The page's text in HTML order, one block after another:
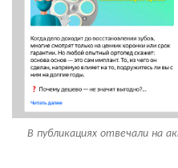
В публикациях отвечали на